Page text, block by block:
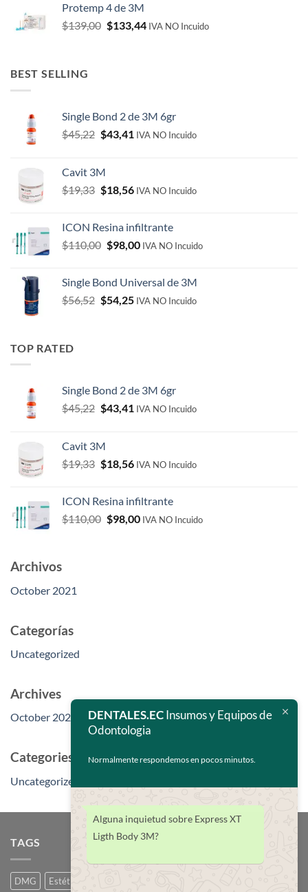
$372,59.
Protemp 4 de 3M
$139,00 Original
$133,44Current
IVA NO Incuido
BEST SELLING
Single Bond 2 de 3M 6gr
$45,22 Original
$45,22.
$43,41 Current
IVA NO Incuido
Cavit 3M
$19,33 Original
$19,33.
$18,56Current
$18,56.
IVA NO Incuido
ICON Resina infiltrante
$110,00 Original
$110,00.
$98,00Current
$98,00.
IVA NO Incuido
Single Bond Universal de 3M
$56,52 Original
$54,25Current
IVA NO Incuido
TOP RATED
Single Bond 2 de 3M 6gr
$45,22 Original
$45,22.
$43,41 Current
IVA NO Incuido
Cavit 3M
$19,33 Original
$19,33.
$18,56Current
$18,56.
IVA NO Incuido
ICON Resina infiltrante
$110,00 Original
$98,00Current
IVA NO Incuido
Archivos
October 2021
Categorías
Uncategorized
Archives
October 2021
Categories
Uncategorized
TAGS
DMG Estética
DENTALES.ECInsumos y Equipos de
Odontologia
Normalmente respondemos en pocos minutos.
Alguna inquietud sobre Express XT
Ligth Body 3M?